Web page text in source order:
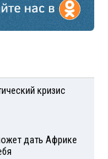
кризис
дать Африке